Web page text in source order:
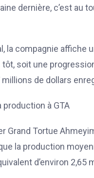
dernière, c’est au
la compagnie affiche
soit une
millions de dollars
à GTA
Grand Tortue
la production
d’environ